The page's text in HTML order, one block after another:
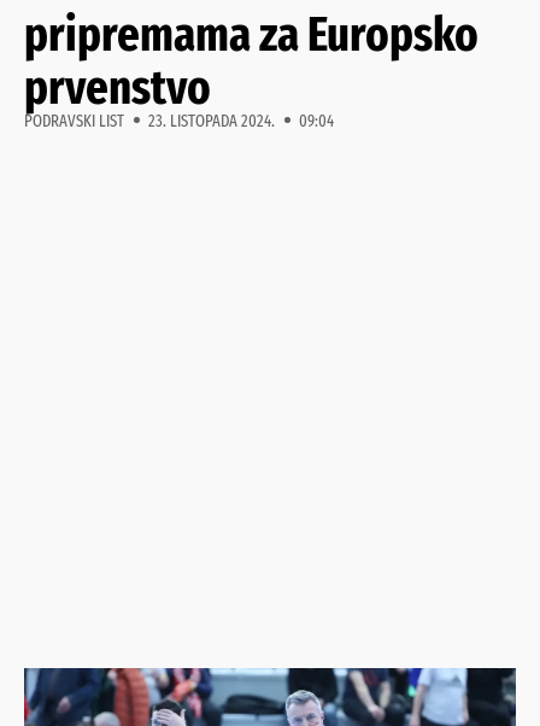
pripremama za Europsko
prvenstvo
PODRAVSKI LIST 23. LISTOPADA 2024. 09:04